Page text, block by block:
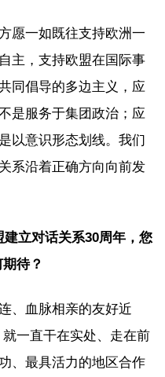
愿一如既往支持欧洲一
主，支持欧盟在国际事
同倡导的多边主义，应
是服务于集团政治；应
以意识形态划线。我们
系沿着正确方向向前发
立对话关系30周年，您
待？
、血脉相亲的友好近
一直干在实处、走在前
、最具活力的地区合作